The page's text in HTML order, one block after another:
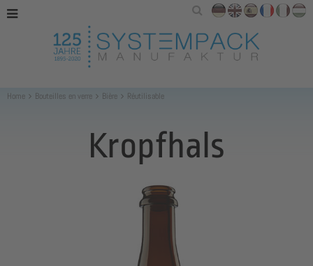
Home Bouteilles en verre Bière Réutilisable
Kropfhals